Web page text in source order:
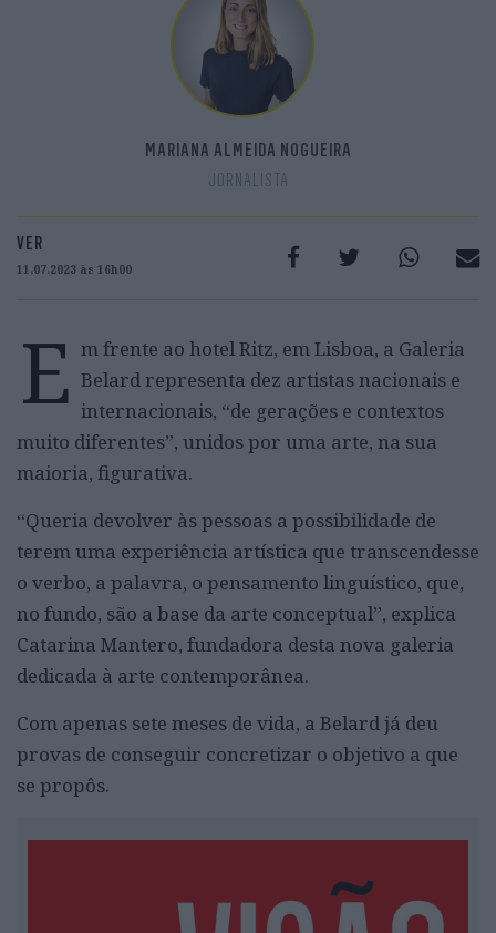
MARIANA ALMEIDA NOGUEIRA
JORNALISTA
VER
11.07.2023 às 16h00
E m frente ao hotel Ritz, em Lisboa, a Galeria
Belard representa dez artistas nacionais e
internacionais, “de gerações e contextos
muito diferentes”, unidos por uma arte, na sua
maioria, figurativa.
“Queria devolver às pessoas a possibilidade de
terem uma experiência artística que transcendesse
o verbo, a palavra, o pensamento linguístico, que,
no fundo, são a base da arte conceptual”, explica
Catarina Mantero, fundadora desta nova galeria
dedicada à arte contemporânea.
Com apenas sete meses de vida, a Belard já deu
provas de conseguir concretizar o objetivo a que
se propôs.